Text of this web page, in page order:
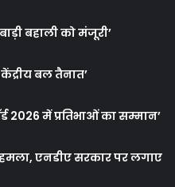
बहाली को मंजूरी’
बल तैनात’
2026 में प्रतिभाओं का सम्मान’
एनडीए सरकार पर लगाए